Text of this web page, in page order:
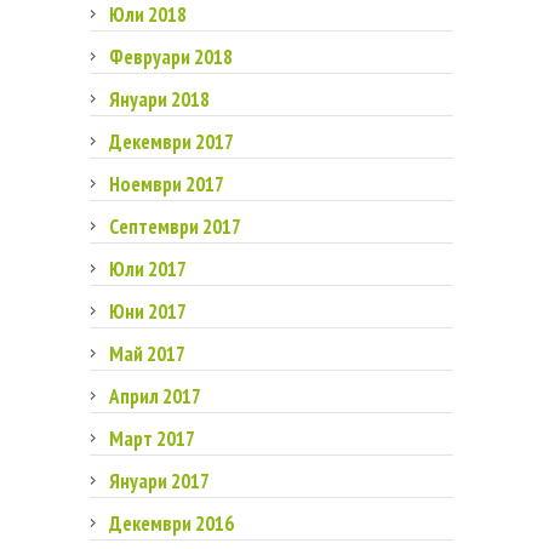
Юли 2018
Февруари 2018
Януари 2018
Декември 2017
Ноември 2017
Септември 2017
Юли 2017
Юни 2017
Май 2017
Април 2017
Март 2017
Януари 2017
Декември 2016